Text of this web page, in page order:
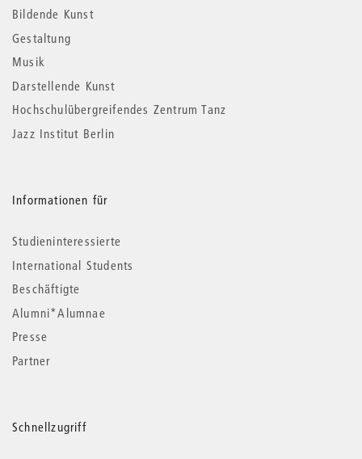
Informationen
Bildende Kunst
Gestaltung
Musik
Darstellende Kunst
Hochschulübergreifendes Zentrum Tanz
Jazz Institut Berlin
Informationen für
Studieninteressierte
International Students
Beschäftigte
Alumni*Alumnae
Presse
Partner
Schnellzugriff